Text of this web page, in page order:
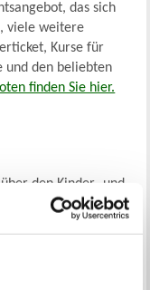
das sich
viele weitere
Kurse für
und den beliebten
finden Sie hier.
den Kinder- und
und